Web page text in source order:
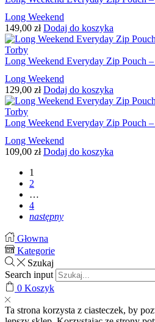
Long Weekend
149,00 zł Dodaj do koszyka
Torby
Long Weekend Everyday Zip Pouch
Long Weekend
129,00 zł Dodaj do koszyka
Torby
Long Weekend Everyday Zip Pouch
Long Weekend
109,00 zł Dodaj do koszyka
1
2
…
4
następny
Głowna
Kategorie
Szukaj
Search input
0 Koszyk
Ta strona korzysta z ciasteczek, by